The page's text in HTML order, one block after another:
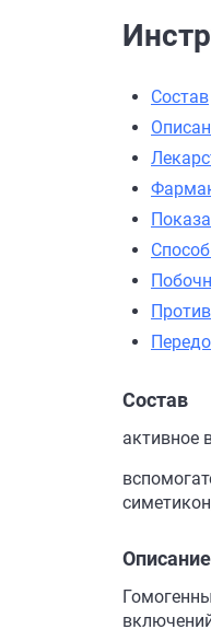
Состав
Состав
активное
Описание